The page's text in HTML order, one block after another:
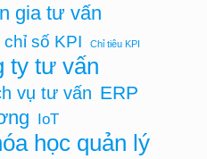
gia tư vấn
chỉ số KPI Chỉ tiêu KPI
ty tư vấn
vụ tư vấn ERP
IoT
học quản lý